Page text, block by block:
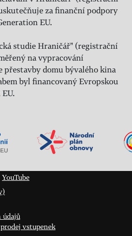
za finanční podpory
EU.
studie Hraničář" (registrační
na vypracování
domu bývalého kina
byl financovaný Evropskou
YouTube
údajů
vstupenek